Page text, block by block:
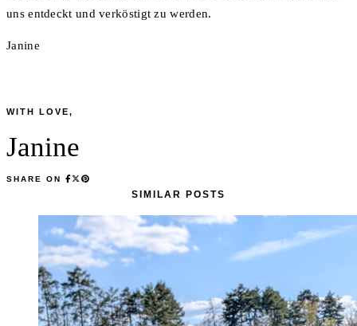
uns entdeckt und verköstigt zu werden.
Janine
WITH LOVE,
Janine
SHARE ON
SIMILAR POSTS